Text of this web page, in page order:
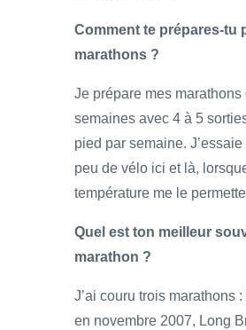
Comment te prépares-tu
marathons ?
Je prépare mes marathons
semaines avec 4 à 5
pied par semaine. J’essaie
peu de vélo ici et là,
température me le
Quel est ton meilleur
marathon ?
J’ai couru trois marathons
en novembre 2007, Long